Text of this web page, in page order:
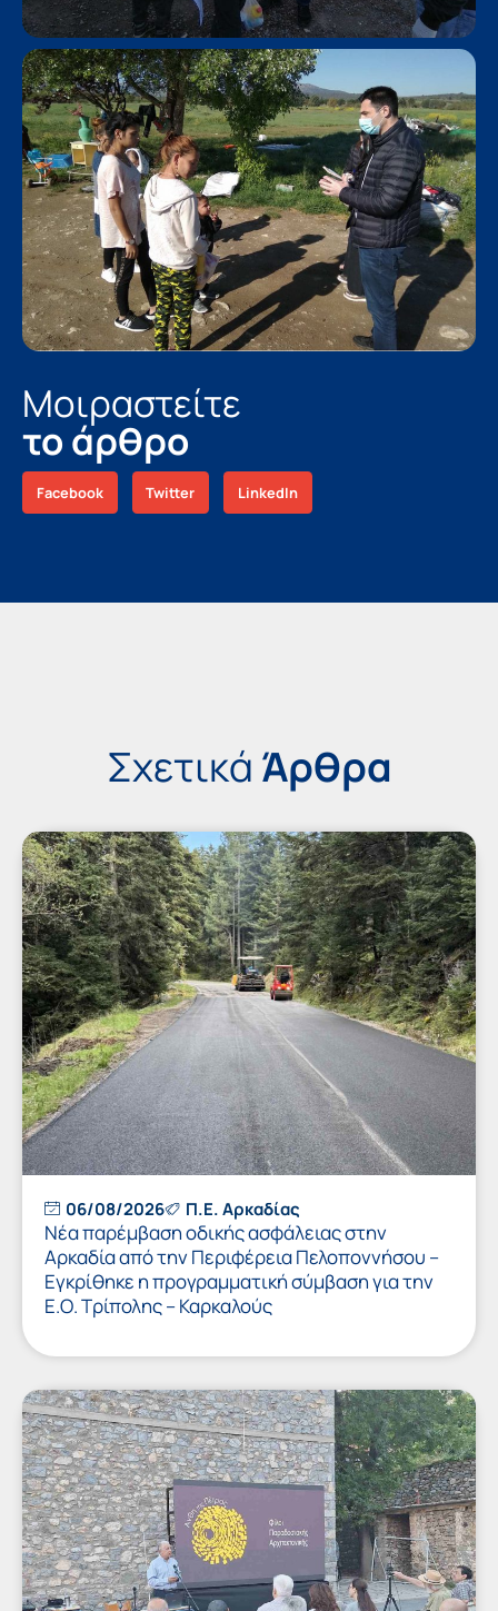
Μοιραστείτε
το άρθρο
Facebook Twitter LinkedIn
Σχετικά Άρθρα
06/08/2026 Π.Ε. Αρκαδίας
Νέα παρέμβαση οδικής ασφάλειας στην
Αρκαδία από την Περιφέρεια Πελοποννήσου –
Εγκρίθηκε η προγραμματική σύμβαση για την
Ε.Ο. Τρίπολης – Καρκαλούς